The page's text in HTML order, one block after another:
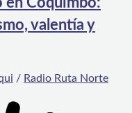
valentía y
/ Radio Ruta Norte